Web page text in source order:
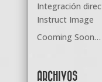
Integración
Instruct Image
Cooming Soon…
ARCHIVOS